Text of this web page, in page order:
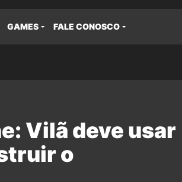
GAMES FALE CONOSCO
Vilã deve usar
o